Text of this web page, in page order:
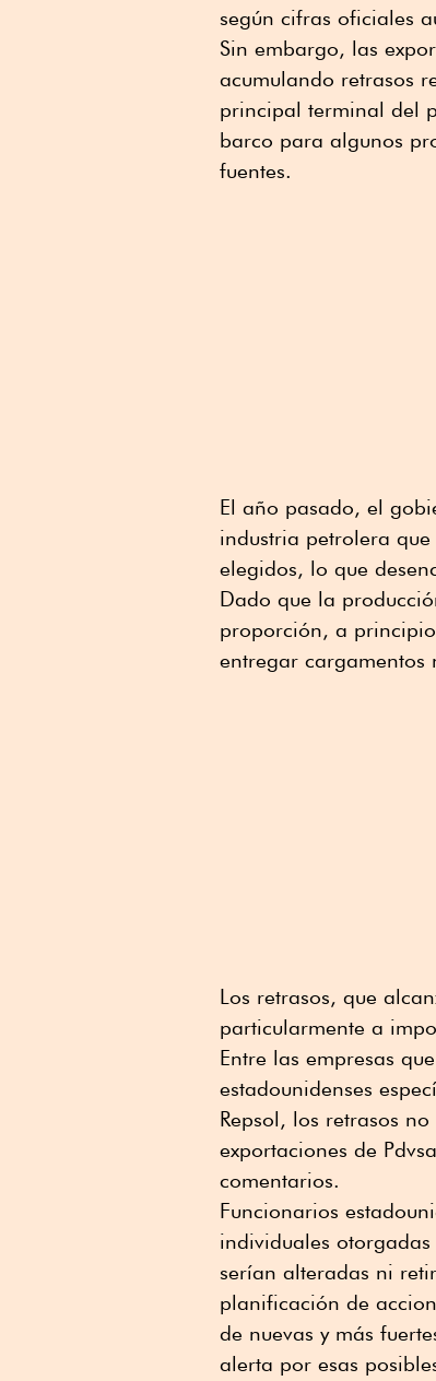
según cifras oficiales
Sin embargo, las
acumulando retrasos
principal terminal del
barco para algunos
fuentes.
El año pasado, el
industria petrolera
elegidos, lo que
Dado que la
proporción, a
entregar cargamentos
Los retrasos, que
particularmente a
Entre las empresas
estadounidenses
Repsol, los retrasos
exportaciones de
comentarios.
Funcionarios
individuales
serían alteradas ni
planificación de
de nuevas y más
alerta por esas